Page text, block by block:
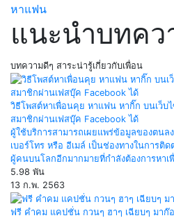
หาแฟน
แนะนำบทคว
บทความดีๆ สาระน่ารู้เกี่ยวกับเพื่อน
วิธีโพสต์หาเพื่อนคุย หาแฟน หากิ๊ก บนเว็บ
สมาชิกผ่านเฟสบุ๊ค Facebook ได้
ผู้ใช้บริการสามารถเผยแพร่ข้อมูลของตนล
เบอร์โทร หรือ อีเมล์ เป็นช่องทางในการ
ผู้คนบนโลกอีกมากมายที่กำลังต้องการหาเ
5.98 พัน
13 ก.พ. 2563
ฟรี คำคม แคปชั่น กวนๆ ฮาๆ เฉียบๆ มาก๊อ